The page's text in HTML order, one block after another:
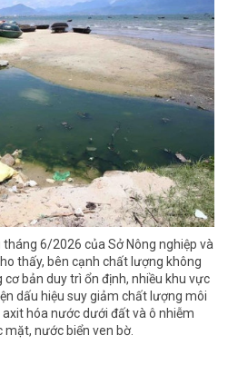
6/2026 của Sở Nông nghiệp và
thấy, bên cạnh chất lượng không
cơ bản duy trì ổn định, nhiều khu vực
dấu hiệu suy giảm chất lượng môi
hóa nước dưới đất và ô nhiễm
nước biển ven bờ.